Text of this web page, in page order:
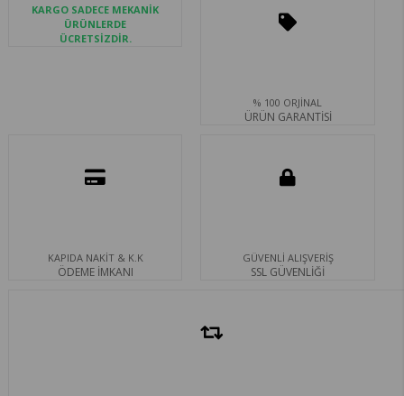
KARGO SADECE MEKANİK
ÜRÜNLERDE
ÜCRETSİZDİR.
% 100 ORJİNAL
ÜRÜN GARANTİSİ
KAPIDA NAKİT & K.K
ÖDEME İMKANI
GÜVENLİ ALIŞVERİŞ
SSL GÜVENLİĞİ